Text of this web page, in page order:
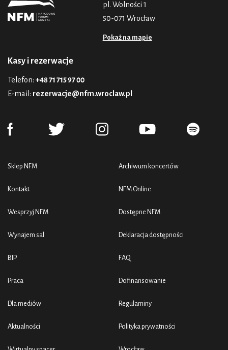
pl. Wolności 1
50-071 Wrocław
Pokaż na mapie
Kasy i rezerwacje
Telefon: +48 71 715 97 00
E-mail: rezerwacje@nfm.wroclaw.pl
Sklep NFM
Kontakt
Wesprzyj NFM
Wynajem sal
BIP
Praca
Dla mediów
Aktualności
Archiwum koncertów
NFM Online
Dostępne NFM
Deklaracja dostępności
FAQ
Dofinansowanie
Regulaminy
Polityka prywatności